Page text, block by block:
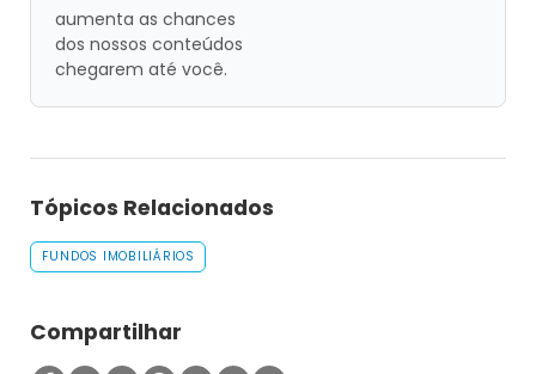
aumenta as chances
dos nossos conteúdos
chegarem até você.
Tópicos Relacionados
FUNDOS IMOBILIÁRIOS
Compartilhar